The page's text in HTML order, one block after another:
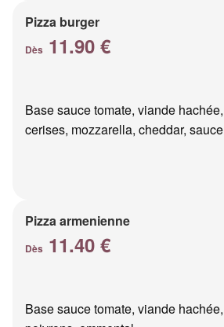
Pizza burger
Dès 11.90 €
Base sauce tomate, viande
cerises, mozzarella, cheddar,
Pizza armenienne
Dès 11.40 €
Base sauce tomate, viande